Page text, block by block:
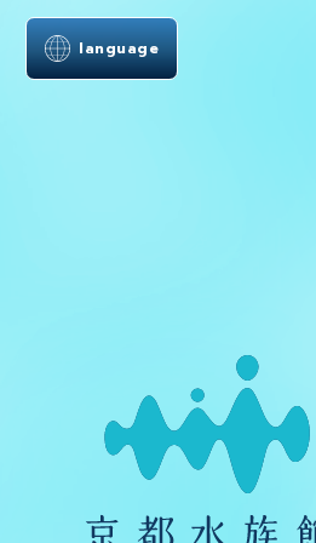
language